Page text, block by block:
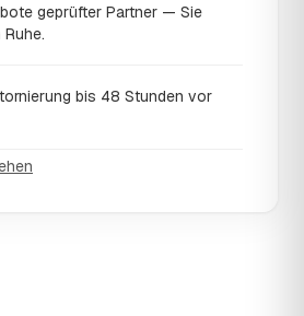
geprüfter Partner — Sie
bis 48 Stunden vor